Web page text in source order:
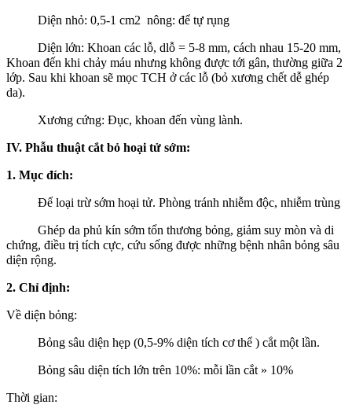
Diện nhỏ: 0,5-1 cm2 nông: để tự rụng
Diện lớn: Khoan các lỗ, dlỗ = 5-8 mm, cách nhau 15-20 mm,
Khoan đến khi chảy máu nhưng không được tới gân, thường giữa 2
lớp. Sau khi khoan sẽ mọc TCH ở các lỗ (bỏ xương chết dễ ghép
da).
Xương cứng: Đục, khoan đến vùng lành.
IV. Phẫu thuật cắt bỏ hoại tử sớm:
1. Mục đích:
Để loại trừ sớm hoại tử. Phòng tránh nhiễm độc, nhiễm trùng
Ghép da phủ kín sớm tổn thương bỏng, giảm suy mòn và di
chứng, điều trị tích cực, cứu sống được những bệnh nhân bỏng sâu
diện rộng.
2. Chỉ định:
Về diện bỏng:
Bỏng sâu diện hẹp (0,5-9% diện tích cơ thể ) cắt một lần.
Bỏng sâu diện tích lớn trên 10%: mỗi lần cắt » 10%
Thời gian: